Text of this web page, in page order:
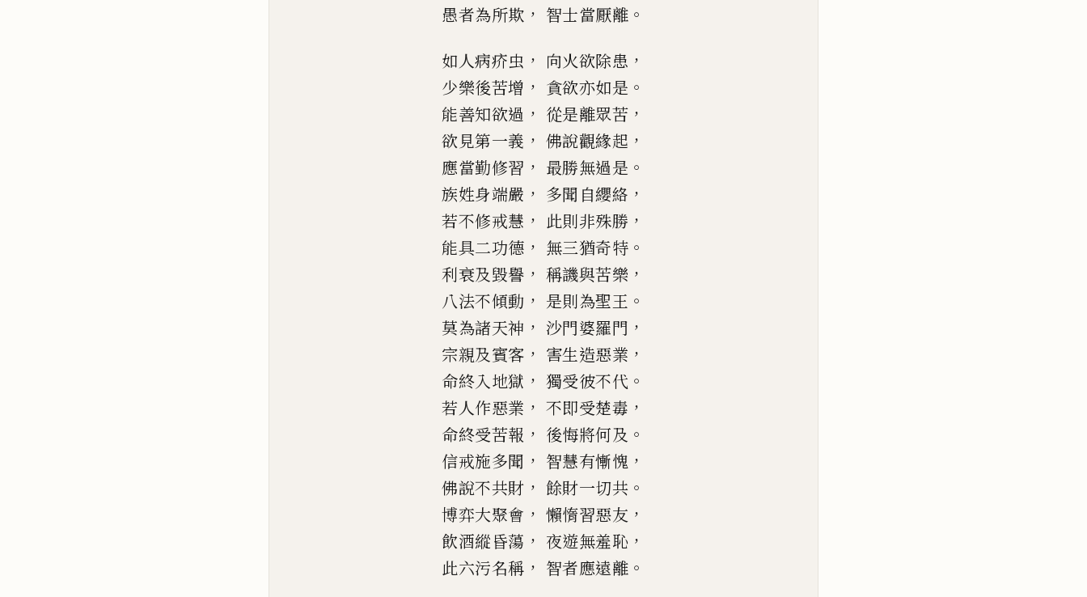
愚者為所欺 ， 智士當厭離 。
如人病疥虫 ， 向火欲除患 ，
少樂後苦增 ， 貪欲亦如是 。
能善知欲過 ， 從是離眾苦 ，
欲見第一義 ， 佛說觀緣起 ，
應當勤修習 ， 最勝無過是 。
族姓身端嚴 ， 多聞自纓絡 ，
若不修戒慧 ， 此則非殊勝 ，
能具二功德 ， 無三猶奇特 。
利衰及毀譽 ， 稱譏與苦樂 ，
八法不傾動 ， 是則為聖王 。
莫為諸天神 ， 沙門婆羅門 ，
宗親及賓客 ， 害生造惡業 ，
命終入地獄 ， 獨受彼不代 。
若人作惡業 ， 不即受楚毒 ，
命終受苦報 ， 後悔將何及 。
信戒施多聞 ， 智慧有慚愧 ，
佛說不共財 ， 餘財一切共 。
博弈大聚會 ， 懶惰習惡友 ，
飲酒縱昏蕩 ， 夜遊無羞恥 ，
此六污名稱 ， 智者應遠離 。